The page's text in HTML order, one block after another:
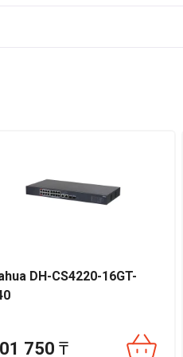
производителя Hikvision.
DH-CS4220-16GT-
750 ₸